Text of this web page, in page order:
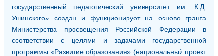
государственный педагогический университет им. К.Д.
Ушинского» создан и функционирует на основе гранта
Министерства просвещения Российской Федерации в
соответствии с целями и задачами государственной
программы «Развитие образования» (национальный проект